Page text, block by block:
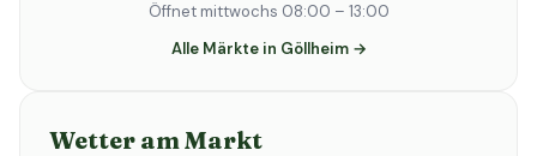
Öffnet mittwochs 08:00 – 13:00
Alle Märkte in Göllheim →
Wetter am Markt